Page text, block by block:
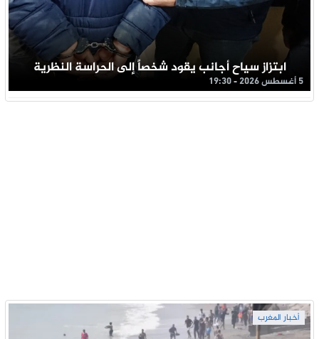
ابتزاز سياح أجانب يقود شخصاً إلى الحراسة النظرية
5 أغسطس 2026 - 19:30
أخبار المغرب